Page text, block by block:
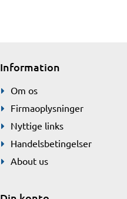
Information
Om os
Firmaoplysninger
Nyttige links
Handelsbetingelser
About us